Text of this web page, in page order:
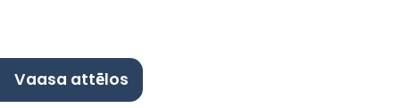
Vaasa attēlos